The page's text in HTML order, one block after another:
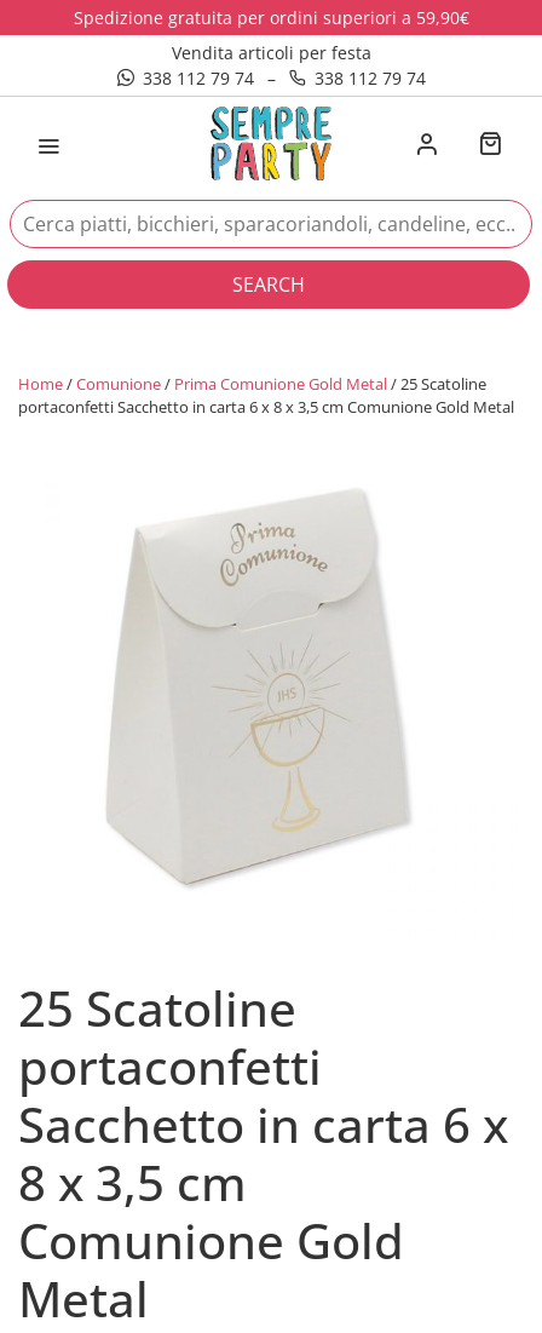
Spedizione gratuita per ordini superiori a 59,90€
Vendita articoli per festa
338 112 79 74
– 338 112 79 74
SEARCH
Home/Comunione/ Prima Comunione Gold Metal/ 25 Scatoline
portaconfetti Sacchetto in carta 6 x 8 x 3,5 cm Comunione Gold Metal
25 Scatoline
portaconfetti
Sacchetto in carta 6 x
8 x 3,5 cm
Comunione Gold
Metal